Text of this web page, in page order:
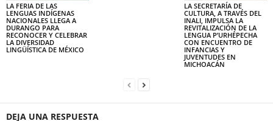
LA FERIA DE LAS
LENGUAS INDÍGENAS
NACIONALES LLEGA A
DURANGO PARA
RECONOCER Y CELEBRAR
LA DIVERSIDAD
LINGÜÍSTICA DE MÉXICO
LA SECRETARÍA DE
CULTURA, A TRAVÉS DEL
INALI, IMPULSA LA
REVITALIZACIÓN DE LA
LENGUA P’URHÉPECHA
CON ENCUENTRO DE
INFANCIAS Y
JUVENTUDES EN
MICHOACÁN
DEJA UNA RESPUESTA